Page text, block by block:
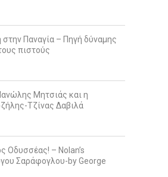
Παναγία – Πηγή δύναμης
πιστούς
Μητσιάς και η
Τζίνας Δαβιλά
Οδυσσέας! – Nolan’s
Σαράφογλου-by George